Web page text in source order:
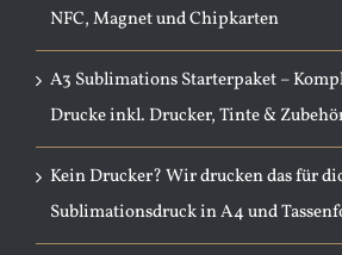
NFC, Magnet und Chipkarten
A3 Sublimations Starterpaket –
Drucke inkl. Drucker, Tinte &
Kein Drucker? Wir drucken das für
Sublimationsdruck in A4 und